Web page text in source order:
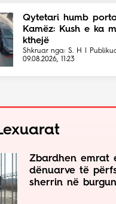
Qytetari humb
Kamëz: Kush e ka
kthejë
Shkruar nga: S. H |
09.08.2026, 11:23
Zbardhen emrat
dënuarve të
sherrin në